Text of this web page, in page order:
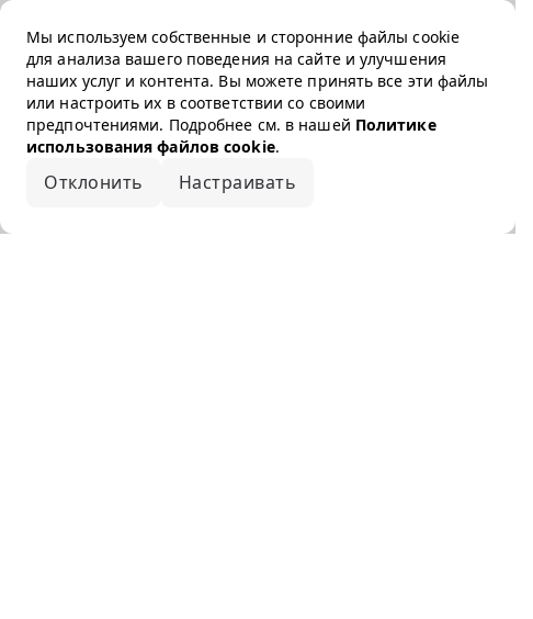
Мы используем собственные и сторонние файлы cookie
для анализа вашего поведения на сайте и улучшения
наших услуг и контента. Вы можете принять все эти файлы
или настроить их в соответствии со своими
предпочтениями. Подробнее см. в нашей Политике
использования файлов cookie.
Отклонить Настраивать